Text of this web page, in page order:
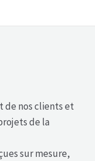
de nos clients et
de la
sur mesure,